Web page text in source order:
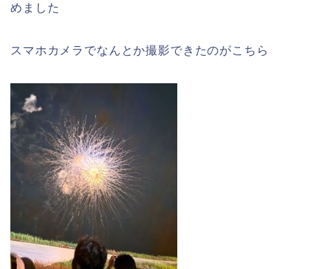
めました
スマホカメラでなんとか撮影できたのがこちら